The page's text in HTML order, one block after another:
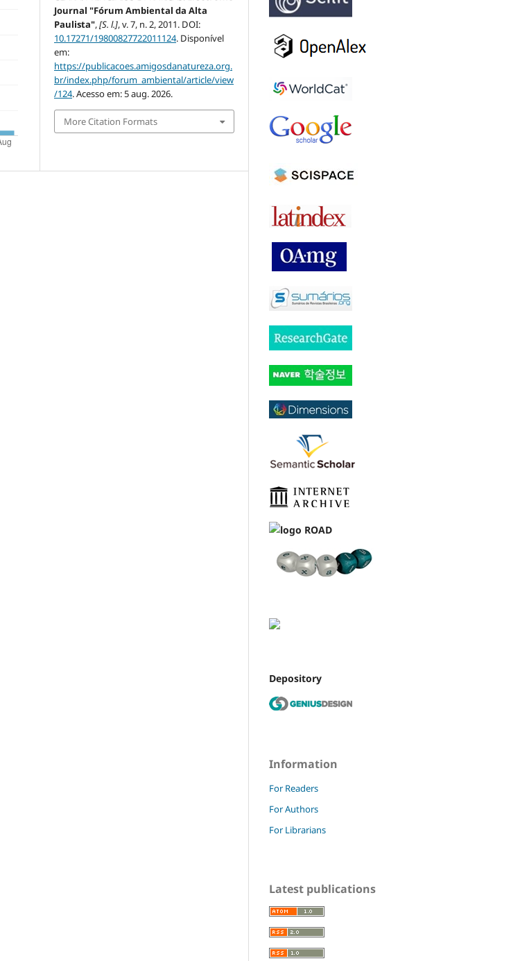
Journal "Fórum Ambiental da Alta
Paulista",[S. l.], v. 7, n. 2, 2011. DOI:
10.17271/19800827722011124. Disponível
em:
https://publicacoes.amigosdanatureza.org.
br/index.php/forum_ambiental/article/view
/124. Acesso em: 5 aug. 2026.
More Citation Formats
Depository
Information
For Readers
For Authors
For Librarians
Latest publications